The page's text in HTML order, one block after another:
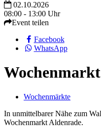
02.10.2026
08:00 - 13:00 Uhr
Event teilen
Facebook
WhatsApp
Wochenmärkte
In unmittelbarer Nähe zum
Wochenmarkt Aldenrade.